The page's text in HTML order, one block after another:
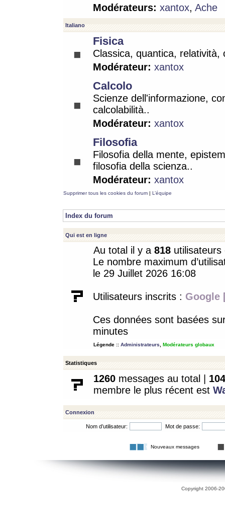
Modérateurs: xantox, Ache
Italiano
Fisica
Classica, quantica, relatività,
Modérateur: xantox
Calcolo
Scienze dell'informazione,
calcolabilità..
Modérateur: xantox
Filosofia
Filosofia della mente,
filosofia della scienza..
Modérateur: xantox
Supprimer tous les cookies du forum | L’équipe
Index du forum
Qui est en ligne
Au total il y a 818
Le nombre maximum
le 29 Juillet 2026 16:08
Utilisateurs inscrits : Google
Ces données sont basées
minutes
Légende :: Administrateurs Modérateurs globaux
Statistiques
1260 messages au total | 104
membre le plus récent est
Connexion
Nom d’utilisateur: Mot de passe:
Nouveaux messages
Copyright 2006-